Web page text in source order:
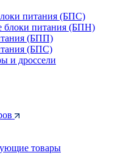
питания (БПС)
блоки питания (БПН)
(БПП)
(БПС)
и дроссели
товары